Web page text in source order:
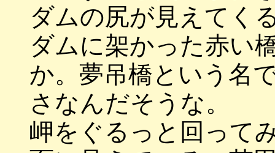
ダムの尻が見えてく
ダムに架かった赤い
か。夢吊橋という名
さなんだそうな。
岬をぐるっと回って